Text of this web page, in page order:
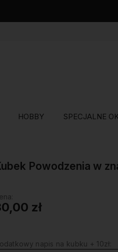
oferty lub
produkty
HOBBY SPECJALNE
Powodzenia w
zł
napis na kubku + 10zł: